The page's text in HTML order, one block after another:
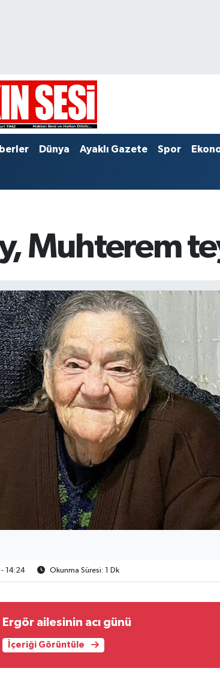
Dünya Ayaklı Gazete Spor
Muhterem
14:24 Okunma Süresi: 1 Dk
Ergör ailesinin acı günü
İçeriği Görüntüle